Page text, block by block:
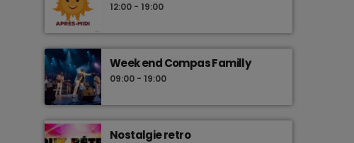
12:00 - 19:00
Week end Compas Familly
09:00 - 19:00
Nostalgie retro